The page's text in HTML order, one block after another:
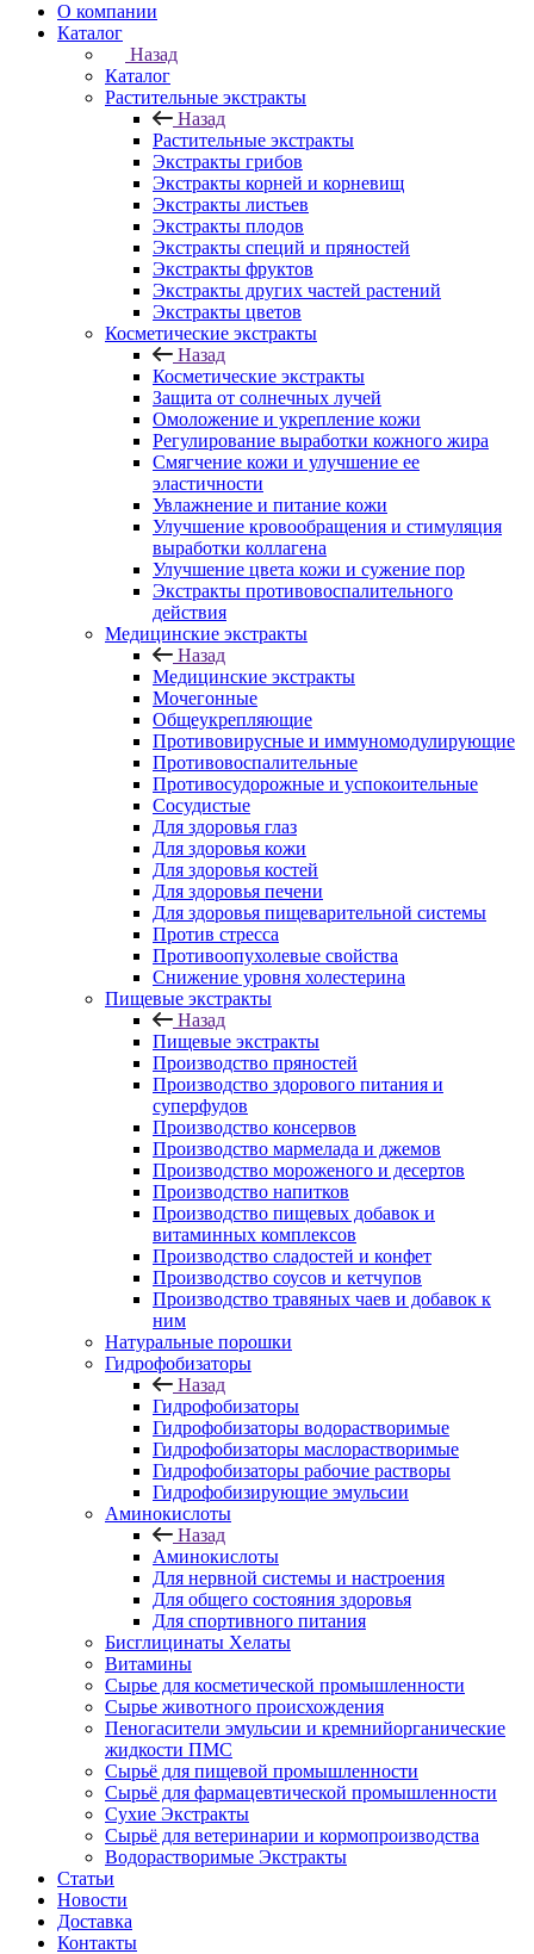
О компании
Каталог
Назад
Каталог
Растительные экстракты
Назад
Растительные экстракты
Экстракты грибов
Экстракты корней и корневищ
Экстракты листьев
Экстракты плодов
Экстракты специй и пряностей
Экстракты фруктов
Экстракты других частей растений
Экстракты цветов
Косметические экстракты
Назад
Косметические экстракты
Защита от солнечных лучей
Омоложение и укрепление кожи
Регулирование выработки кожного жира
Смягчение кожи и улучшение ее
эластичности
Увлажнение и питание кожи
Улучшение кровообращения и стимуляция
выработки коллагена
Улучшение цвета кожи и сужение пор
Экстракты противовоспалительного
действия
Медицинские экстракты
Назад
Медицинские экстракты
Мочегонные
Общеукрепляющие
Противовирусные и иммуномодулирующие
Противовоспалительные
Противосудорожные и успокоительные
Сосудистые
Для здоровья глаз
Для здоровья кожи
Для здоровья костей
Для здоровья печени
Для здоровья пищеварительной системы
Против стресса
Противоопухолевые свойства
Снижение уровня холестерина
Пищевые экстракты
Назад
Пищевые экстракты
Производство пряностей
Производство здорового питания и
суперфудов
Производство консервов
Производство мармелада и джемов
Производство мороженого и десертов
Производство напитков
Производство пищевых добавок и
витаминных комплексов
Производство сладостей и конфет
Производство соусов и кетчупов
Производство травяных чаев и добавок к
ним
Натуральные порошки
Гидрофобизаторы
Назад
Гидрофобизаторы
Гидрофобизаторы водорастворимые
Гидрофобизаторы маслорастворимые
Гидрофобизаторы рабочие растворы
Гидрофобизирующие эмульсии
Аминокислоты
Назад
Аминокислоты
Для нервной системы и настроения
Для общего состояния здоровья
Для спортивного питания
Бисглицинаты Хелаты
Витамины
Сырье для косметической промышленности
Сырье животного происхождения
Пеногасители эмульсии и кремнийорганические
жидкости ПМС
Сырьё для пищевой промышленности
Сырьё для фармацевтической промышленности
Сухие Экстракты
Сырьё для ветеринарии и кормопроизводства
Водорастворимые Экстракты
Статьи
Новости
Доставка
Контакты